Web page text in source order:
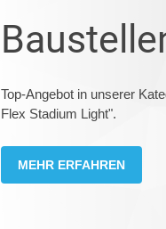
Top-Angebot in unserer
Flex Stadium Light".
MEHR ERFAHREN